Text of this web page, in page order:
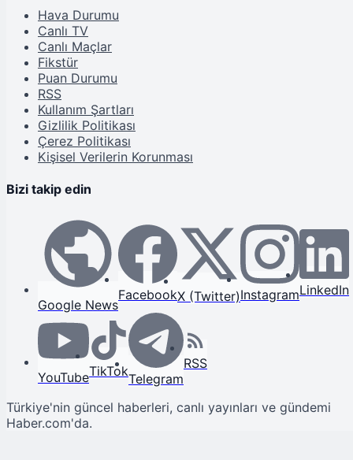
Hava Durumu
Canlı TV
Canlı Maçlar
Fikstür
Puan Durumu
RSS
Kullanım Şartları
Gizlilik Politikası
Çerez Politikası
Kişisel Verilerin Korunması
Bizi takip edin
Google News
FacebookX (Twitter)InstagramLinkedIn
YouTubeTikTokTelegram
RSS
Türkiye'nin güncel haberleri, canlı yayınları ve gündemi
Haber.com'da.